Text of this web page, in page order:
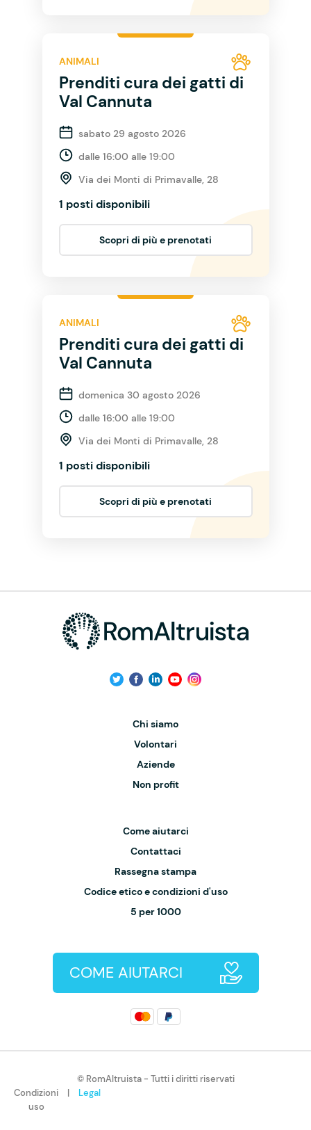
ANIMALI
Prenditi cura dei gatti di
Val Cannuta
sabato 29 agosto 2026
dalle 16:00 alle 19:00
Via dei Monti di Primavalle, 28
1 posti disponibili
Scopri di più e prenotati
ANIMALI
Prenditi cura dei gatti di
Val Cannuta
domenica 30 agosto 2026
dalle 16:00 alle 19:00
Via dei Monti di Primavalle, 28
1 posti disponibili
Scopri di più e prenotati
Chi siamo
Volontari
Aziende
Non profit
Come aiutarci
Contattaci
Rassegna stampa
Codice etico e condizioni d'uso
5 per 1000
COME AIUTARCI
© RomAltruista - Tutti i diritti riservati
Condizioni
uso
| Legal